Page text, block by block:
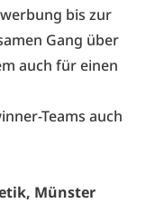
bis zur
Gang über
auch für einen
Teams auch
Münster